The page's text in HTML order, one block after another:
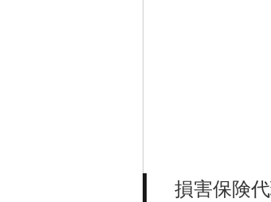
損害保険